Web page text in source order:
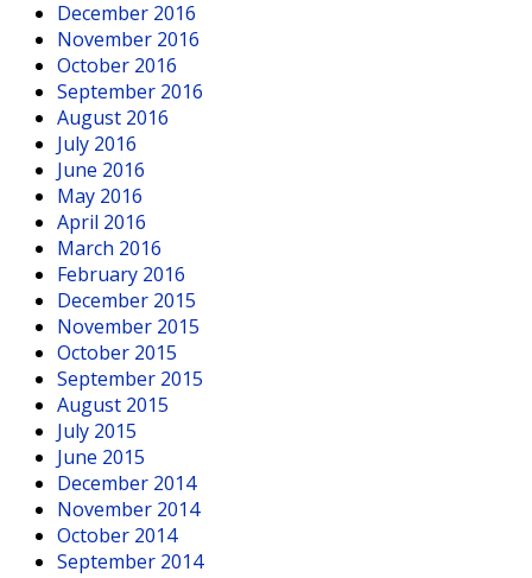
December 2016
November 2016
October 2016
September 2016
August 2016
July 2016
June 2016
May 2016
April 2016
March 2016
February 2016
December 2015
November 2015
October 2015
September 2015
August 2015
July 2015
June 2015
December 2014
November 2014
October 2014
September 2014